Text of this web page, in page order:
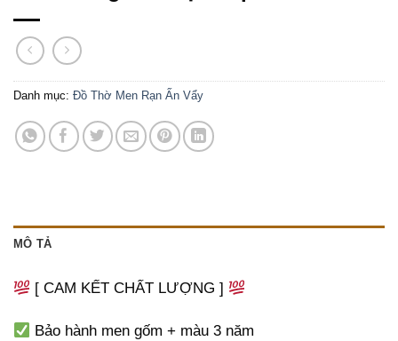
Danh mục: Đồ Thờ Men Rạn Ấn Vẩy
MÔ TẢ
[ CAM KẾT CHẤT LƯỢNG ]
Bảo hành men gốm + màu 3 năm